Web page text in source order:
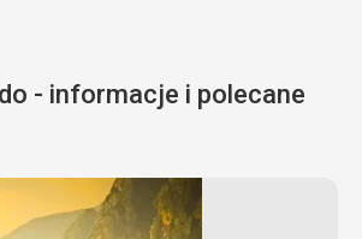
- informacje i polecane